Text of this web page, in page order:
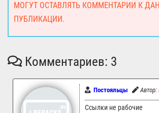
МОГУТ ОСТАВЛЯТЬ КОММЕНТАРИИ К
ПУБЛИКАЦИИ.
Комментариев: 3
Постояльцы Автор:
Ссылки не рабочие